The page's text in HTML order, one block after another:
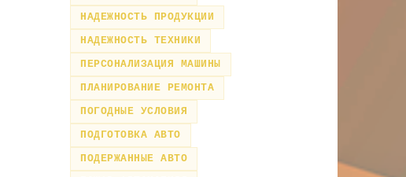
НАДЕЖНОСТЬ ПРОДУКЦИИ
НАДЕЖНОСТЬ ТЕХНИКИ
ПЕРСОНАЛИЗАЦИЯ МАШИНЫ
ПЛАНИРОВАНИЕ РЕМОНТА
ПОГОДНЫЕ УСЛОВИЯ
ПОДГОТОВКА АВТО
ПОДЕРЖАННЫЕ АВТО